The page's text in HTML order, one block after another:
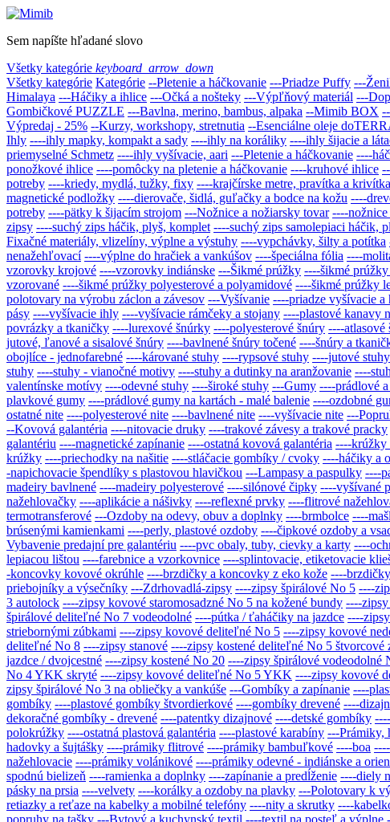
Sem napíšte hľadané slovo
Všetky kategórie keyboard_arrow_down
Všetky kategórie Kategórie --Pletenie a háčkovanie ---Priadze Puffy ---
Himalaya ---Háčiky a ihlice ---Očká a nošteky ---Výpľňový materiál ---
Gombičkové PUZZLE ---Bavlna, merino, bambus, alpaka --Mimib BOX
Výpredaj - 25% --Kurzy, workshopy, stretnutia --Esenciálne oleje
Ihly ----ihly mapky, kompakt a sady ----ihly na koráliky ----ihly šijacie a
priemyselné Schmetz ----ihly vyšívacie, aari ---Pletenie a háčkovanie ----
ponožkové ihlice ----pomôcky na pletenie a háčkovanie ----kruhové ihlice
potreby ----kriedy, mydlá, tužky, fixy ----krajčírske metre, pravítka a krivítka
magnetické podložky ----dierovače, šidlá, guľačky a bodce na kožu ----
potreby ----pätky k šijacím strojom ---Nožnice a nožiarsky tovar ----
zipsy ----suchý zips háčik, plyš, komplet ----suchý zips samolepiaci háčik,
Fixačné materiály, vlizelíny, výplne a výstuhy ----vypchávky, šilty a potítka
nenažehľovací ----výplne do hračiek a vankúšov ----špeciálna fólia ----
vzorovky krojové ----vzorovky indiánske ---Šikmé prúžky ----šikmé
vzorované ----šikmé prúžky polyesterové a polyamidové ----šikmé prúžky
polotovary na výrobu záclon a závesov ---Vyšívanie ----priadze vyšívacie a
pásy ----vyšívacie ihly ----vyšívacie rámčeky a stojany ----plastové kanavy
povrázky a tkaničky ----lurexové šnúrky ----polyesterové šnúry ----
jutové, ľanové a sisalové šnúry ----bavlnené šnúry točené ----šnúry a
obojlíce - jednofarebné ----kárované stuhy ----rypsové stuhy ----jutové stuhy
stuhy ----stuhy - vianočné motivy ----stuhy a dutinky na aranžovanie ----
valentínske motívy ----odevné stuhy ----široké stuhy ---Gumy ----prádlové
plavkové gumy ----prádlové gumy na kartách - malé balenie ----ozdobné
ostatné nite ----polyesterové nite ----bavlnené nite ----vyšívacie nite ---
--Kovová galantéria ----nitovacie druky ----trakové závesy a trakové pracky
galantériu ----magnetické zapínanie ----ostatná kovová galantéria ----krúžky
krúžky ----priechodky na našitie ----stláčacie gombíky / cvoky ----háčiky a
-napichovacie špendlíky s plastovou hlavičkou ---Lampasy a paspulky ----
madeiry bavlnené ----madeiry polyesterové ----silónové čipky ----vyšívané
nažehlovačky ----aplikácie a nášivky ----reflexné prvky ----flitrové
termotransferové ---Ozdoby na odevy, obuv a doplnky ----brmbolce ----
brúsenými kamienkami ----perly, plastové ozdoby ----čipkové ozdoby a
Vybavenie predajní pre galantériu ----pvc obaly, tuby, cievky a karty ----
lepiacou lištou ----farebnice a vzorkovnice ----splintovacie, etiketovacie
-koncovky kovové okrúhle ----brzdičky a koncovky z eko kože ----
priebojníky a výsečníky ---Zdrhovadlá-zipsy ----zipsy špirálové No 5 ----
3 autolock ----zipsy kovové staromosadzné No 5 na kožené bundy ----
špirálové deliteľné No 7 vodeodolné ----pútka / ťaháčiky na jazdce ----
striebornými zúbkami ----zipsy kovové deliteľné No 5 ----zipsy kovové
deliteľné No 8 ----zipsy stanové ----zipsy kostené deliteľné No 5 štvorcové
jazdce / dvojcestné ----zipsy kostené No 20 ----zipsy špirálové vodeodolné
No 4 YKK skryté ----zipsy kovové deliteľné No 5 YKK ----zipsy kovové
zipsy špirálové No 3 na obliečky a vankúše ---Gombíky a zapínanie ----
gombíky ----plastové gombíky štvordierkové ----gombíky drevené ----
dekoračné gombíky - drevené ----patentky dizajnové ----detské gombíky
polokrúžky ----ostatná plastová galantéria ----plastové karabíny ---Prámiky,
hadovky a šujtášky ----prámiky flitrové ----prámiky bambuľkové ----boa
nažehlovacie ----prámiky volánikové ----prámiky odevné - indiánske a
spodnú bielizeň ----ramienka a doplnky ----zapínanie a predĺženie ----diely
pásky na prsia ----velvety ----korálky a ozdoby na plavky ---Polotovary k
retiazky a reťaze na kabelky a mobilné telefóny ----nity a skrutky ----
popruhy na tašky ---Bytový a kuchynský textil ----textil na posteľ a výplne